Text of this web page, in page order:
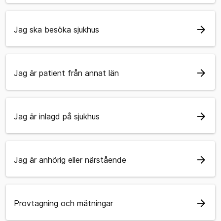
Jag ska besöka sjukhus arrow_forward
Jag är patient från annat län arrow_forward
Jag är inlagd på sjukhus arrow_forward
Jag är anhörig eller närstående arrow_forward
Provtagning och mätningar arrow_forward